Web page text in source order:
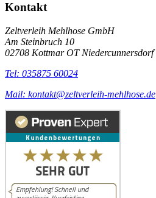
Kontakt
Zeltverleih Mehlhose GmbH
Am Steinbruch 10
02708 Kottmar OT Niedercunnersdorf
Tel: 035875 60024
Mail: kontakt@zeltverleih-mehlhose.de